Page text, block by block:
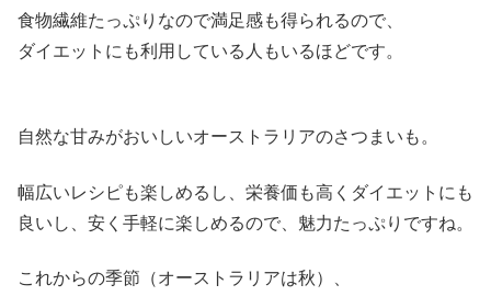
食物繊維たっぷりなので満足感も得られるので、
ダイエットにも利用している人もいるほどです。
自然な甘みがおいしいオーストラリアのさつまいも。
幅広いレシピも楽しめるし、栄養価も高くダイエットにも
良いし、安く手軽に楽しめるので、魅力たっぷりですね。
これからの季節（オーストラリアは秋）、